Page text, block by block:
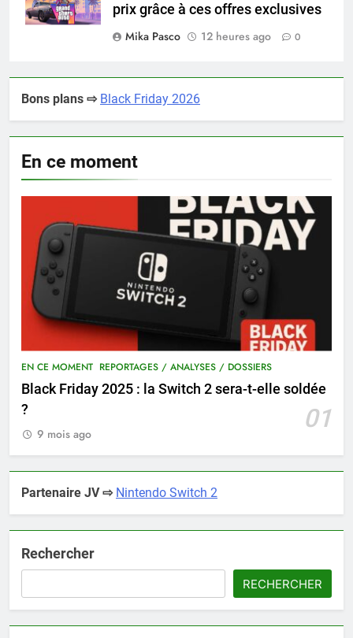
prix grâce à ces offres exclusives
Mika Pasco
12 heures ago 0
Bons plans ⇨ Black Friday 2026
En ce moment
EN CE MOMENT REPORTAGES / ANALYSES / DOSSIERS
Black Friday 2025 : la Switch 2 sera-t-elle soldée
?
01
9 mois ago
Partenaire JV ⇨ Nintendo Switch 2
Rechercher
RECHERCHER